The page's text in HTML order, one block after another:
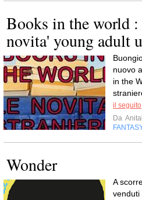
Books in the world
novita' young adult
nuovo
in the
il seguito
Da
Wonder
A
venduti